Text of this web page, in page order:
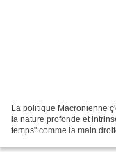
La politique Macronienne
la nature profonde et
temps" comme la main